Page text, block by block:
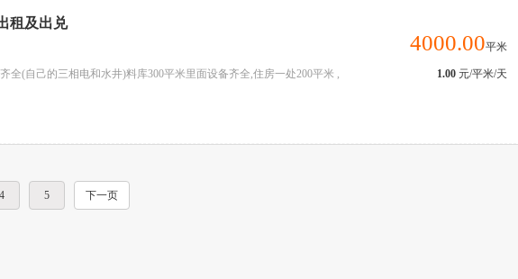
租及出兑
全(自己的三相电和水井)料库300平米里面设备齐全,住房一处200平米 ,
4000.00平米
1.00 元/平米/天
4 5 下一页